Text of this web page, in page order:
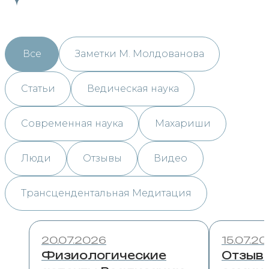
Все Заметки М. Молдованова
Статьи Ведическая наука
Современная наука Махариши
Люди Отзывы Видео
Трансцендентальная Медитация
20.07.2026
Физиологические
Отзыв